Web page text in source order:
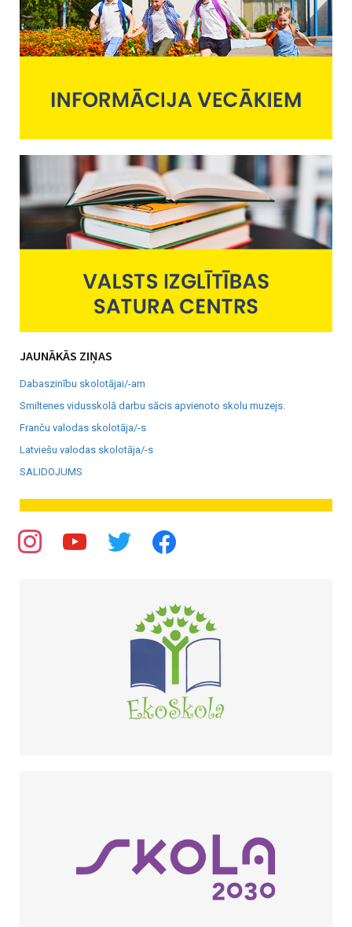
JAUNĀKĀS ZIŅAS
Dabaszinību skolotājai/-am
Smiltenes vidusskolā darbu sācis apvienoto skolu muzejs.
Franču valodas skolotāja/-s
Latviešu valodas skolotāja/-s
SALIDOJUMS